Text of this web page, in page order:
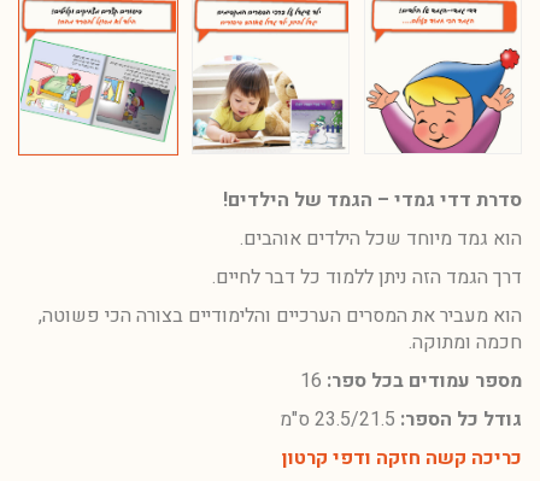
סדרת דדי גמדי – הגמד של הילדים!
הוא גמד מיוחד שכל הילדים אוהבים.
דרך הגמד הזה ניתן ללמוד כל דבר לחיים.
הוא מעביר את המסרים הערכיים והלימודיים בצורה הכי פשוטה,
חכמה ומתוקה.
מספר עמודים בכל ספר:
גודל כל הספר:
כריכה קשה חזקה ודפי קרטון